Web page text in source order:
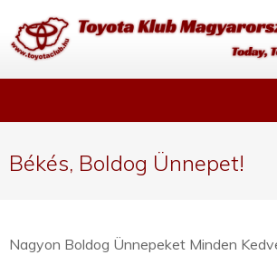
Békés, Boldog Ünnepet!
Nagyon Boldog Ünnepeket Minden